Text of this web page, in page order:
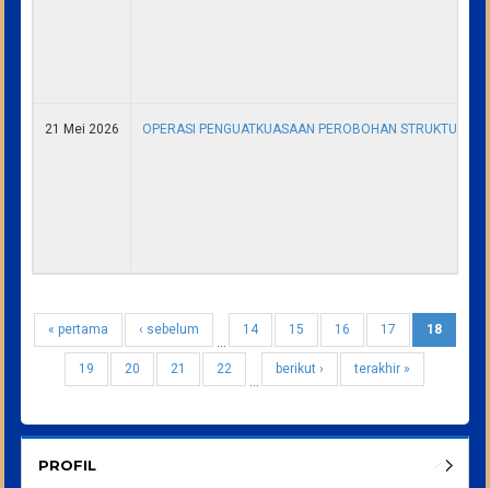
21 Mei 2026 OPERASI PENGUATKUASAAN PEROBOHAN STRUKTUR
« pertama
‹ sebelum
14 15 16 17 18
19 20 21
22
berikut › terakhir »
PROFIL